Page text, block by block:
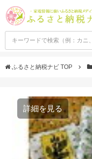
ふるさと納税ナビ TOP
詳細を見る